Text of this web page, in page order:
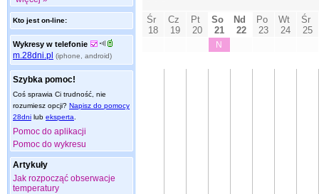
Kto jest on-line:
Wykresy w telefonie
m.28dni.pl (iphone, android)
Szybka pomoc!
Coś sprawia Ci trudność, nie
rozumiesz opcji? Napisz do pomocy
28dni lub eksperta
Pomoc do aplikacji
Pomoc do wykresu
Artykuły
Jak rozpocząć obserwacje
temperatury